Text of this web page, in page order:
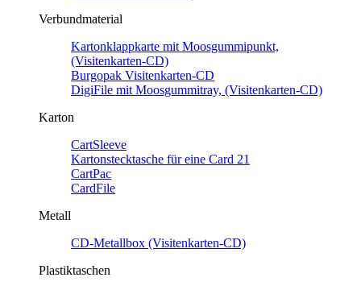
Verbundmaterial
Kartonklappkarte mit Moosgummipunkt,
(Visitenkarten-CD)
Burgopak Visitenkarten-CD
DigiFile mit Moosgummitray, (Visitenkarten-CD)
Karton
CartSleeve
Kartonstecktasche für eine Card 21
CartPac
CardFile
Metall
CD-Metallbox (Visitenkarten-CD)
Plastiktaschen